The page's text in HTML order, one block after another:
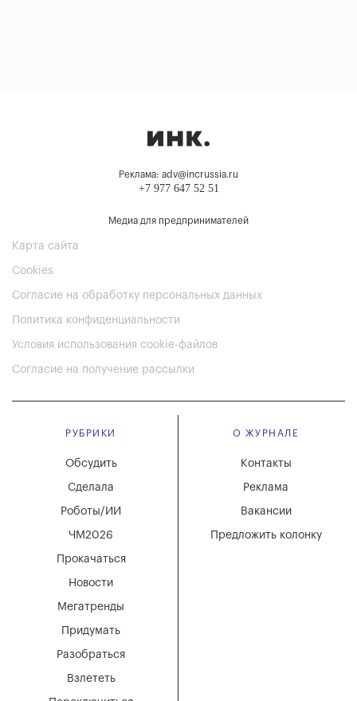
Реклама: adv@incrussia.ru
+7 977 647 52 51
Медиа для предпринимателей
Карта сайта
Cookies
Согласие на обработку персональных данных
Политика конфиденциальности
Условия использования cookie-файлов
Согласие на получение рассылки
РУБРИКИ
Мегатренды
Придумать
Разобраться
Взлететь
Новости
Обсудить
Сделала
Роботы/ИИ
ЧМ2026
Прокачаться
О ЖУРНАЛЕ
Вакансии
Реклама
Контакты
Предложить колонку